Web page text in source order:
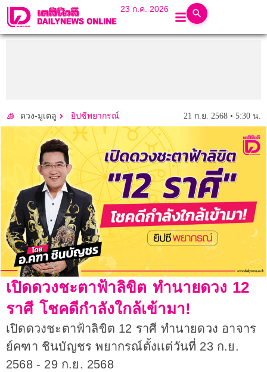
23 ก.ค. 2026
ดวง-มูเตลู ยิปซีพยากรณ์ 21 ก.ย. 2568 • 5:30 น.
เปิดดวงชะตาฟ้าลิขิต ทำนายดวง 12
ราศี โชคดีกำลังใกล้เข้ามา!
เปิดดวงชะตาฟ้าลิขิต 12 ราศี ทำนายดวง อาจาร
ย์คฑา ชินบัญชร พยากรณ์ตั้งเเต่วันที่ 23 ก.ย.
2568 - 29 ก.ย. 2568